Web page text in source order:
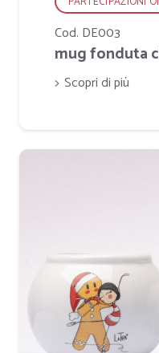
Cod. DE003
mug fonduta
Scopri di più